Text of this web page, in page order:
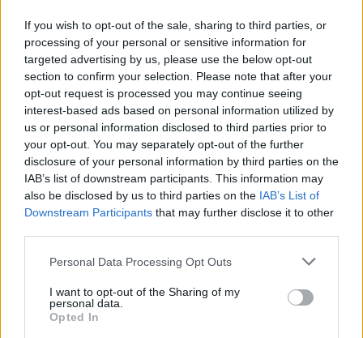
If you wish to opt-out of the sale, sharing to third parties, or
processing of your personal or sensitive information for
targeted advertising by us, please use the below opt-out
section to confirm your selection. Please note that after your
opt-out request is processed you may continue seeing
interest-based ads based on personal information utilized by
us or personal information disclosed to third parties prior to
your opt-out. You may separately opt-out of the further
disclosure of your personal information by third parties on the
IAB’s list of downstream participants. This information may
also be disclosed by us to third parties on the IAB’s List of
Downstream Participants that may further disclose it to other
Please note that this website/app uses one or more Google
not limited to your visit or usage behaviour. You may click to
grant or deny consent to Google and its third-party tags to
use your data for below specified purposes in below Google
Personal Data Processing Opt Outs
I want to opt-out of the Sharing of my
personal data.
Opted In
PIKNIK ITALOK: ÍZEK ÉS ÉLMÉNYEK A SZABADBAN
Ahogy tavaszodik és a nap egyre tovább marad velünk, sokaknak
támad kedve kirándulni a természetbe.
Szólj hozzá!